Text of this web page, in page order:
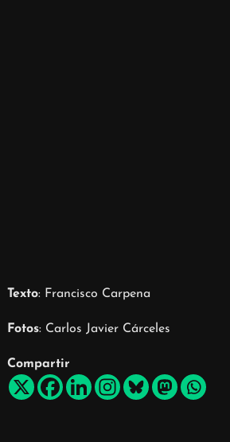
Texto: Francisco Carpena
Fotos: Carlos Javier Cárceles
Compartir